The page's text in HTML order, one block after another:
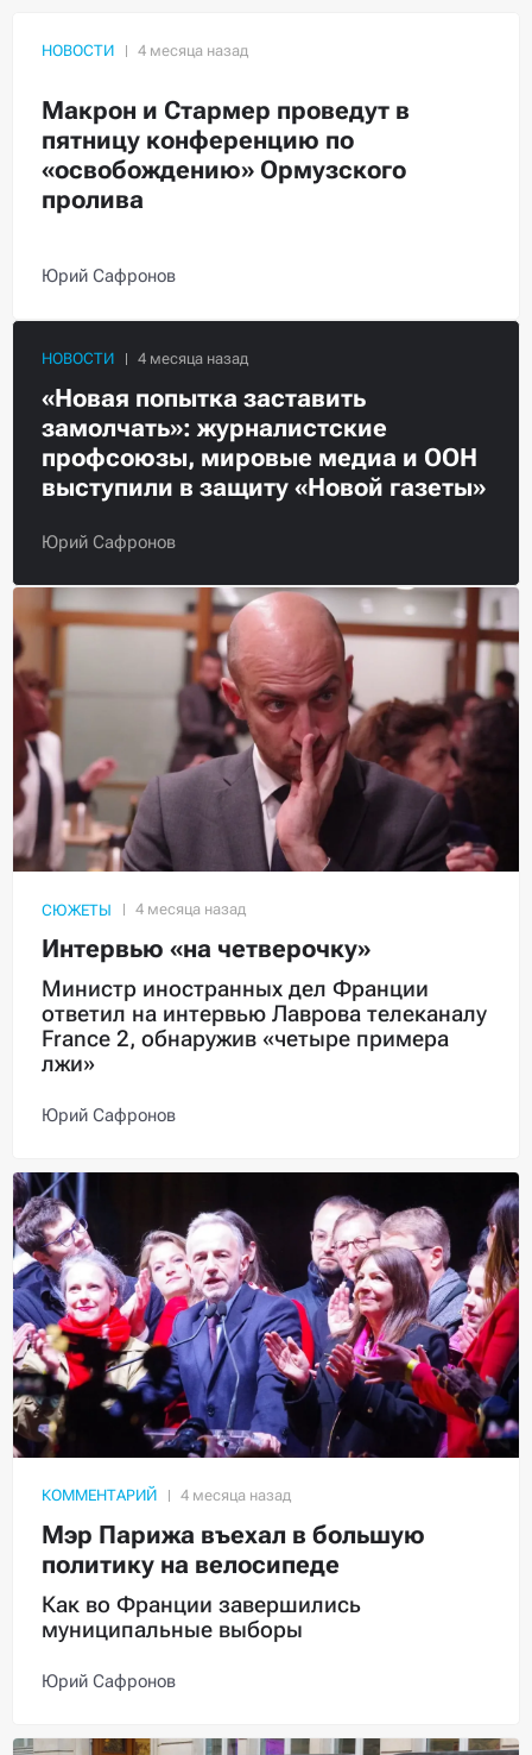
НОВОСТИ
Макрон и Стармер проведут в
пятницу конференцию по
«освобождению» Ормузского
пролива
Юрий Сафронов
НОВОСТИ
«Новая попытка заставить
замолчать»: журналистские
профсоюзы, мировые медиа и ООН
выступили в защиту «Новой газеты»
Юрий Сафронов
СЮЖЕТЫ
Интервью «на четверочку»
Министр иностранных дел Франции
ответил на интервью Лаврова телеканалу
France 2, обнаружив «четыре примера
лжи»
Юрий Сафронов
КОММЕНТАРИЙ
Мэр Парижа въехал в большую
политику на велосипеде
Как во Франции завершились
муниципальные выборы
Юрий Сафронов